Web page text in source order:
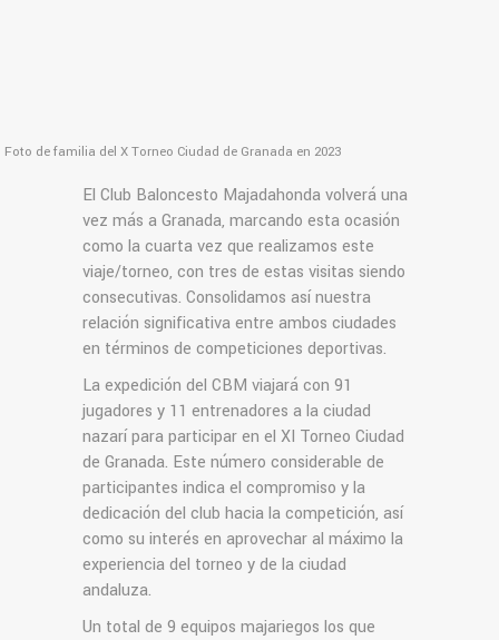
Foto de familia del X Torneo Ciudad de Granada en 2023
El Club Baloncesto Majadahonda volverá una
vez más a Granada, marcando esta ocasión
como la cuarta vez que realizamos este
viaje/torneo, con tres de estas visitas siendo
consecutivas. Consolidamos así nuestra
relación significativa entre ambos ciudades
en términos de competiciones deportivas.
La expedición del CBM viajará con 91
jugadores y 11 entrenadores a la ciudad
nazarí para participar en el XI Torneo Ciudad
de Granada. Este número considerable de
participantes indica el compromiso y la
dedicación del club hacia la competición, así
como su interés en aprovechar al máximo la
experiencia del torneo y de la ciudad
andaluza.
Un total de 9 equipos majariegos los que